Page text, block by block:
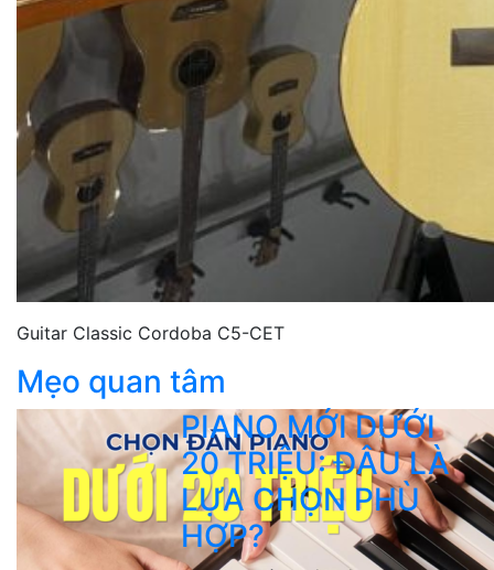
Guitar Classic Cordoba C5-CET
Mẹo quan tâm
PIANO MỚI DƯỚI
20 TRIỆU: ĐÂU LÀ
LỰA CHỌN PHÙ
HỢP?